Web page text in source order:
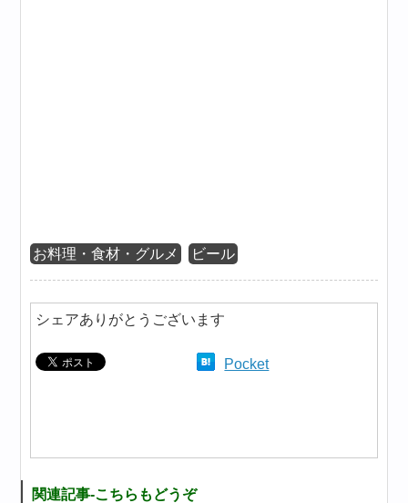
お料理・食材・グルメ ビール
シェアありがとうございます
Pocket
関連記事-こちらもどうぞ